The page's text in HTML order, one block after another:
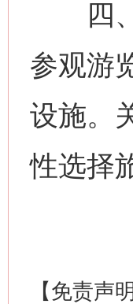
四、
参观游
设施。
性选择
【免责声